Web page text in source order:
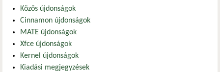
Közös újdonságok
Cinnamon újdonságok
MATE újdonságok
Xfce újdonságok
Kernel újdonságok
Kiadási megjegyzések